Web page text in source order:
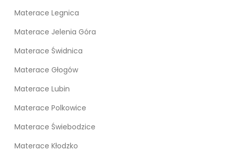
Materace Legnica
Materace Jelenia Góra
Materace Świdnica
Materace Głogów
Materace Lubin
Materace Polkowice
Materace Świebodzice
Materace Kłodzko